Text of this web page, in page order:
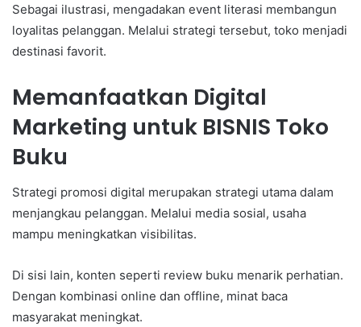
Sebagai ilustrasi, mengadakan event literasi membangun
loyalitas pelanggan. Melalui strategi tersebut, toko menjadi
destinasi favorit.
Memanfaatkan Digital
Marketing untuk BISNIS Toko
Buku
Strategi promosi digital merupakan strategi utama dalam
menjangkau pelanggan. Melalui media sosial, usaha
mampu meningkatkan visibilitas.
Di sisi lain, konten seperti review buku menarik perhatian.
Dengan kombinasi online dan offline, minat baca
masyarakat meningkat.